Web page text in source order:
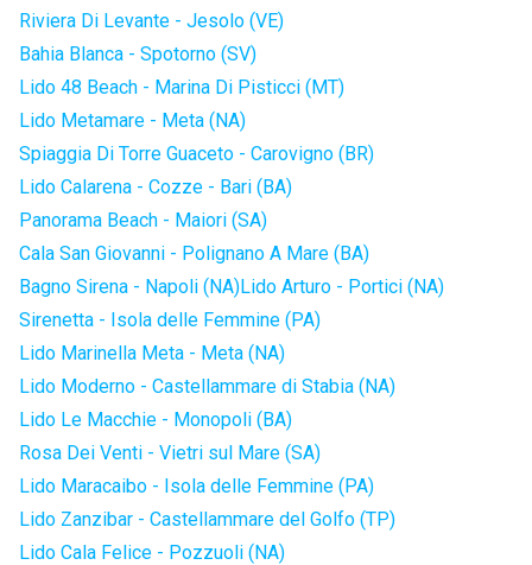
Riviera Di Levante - Jesolo (VE)
Bahia Blanca - Spotorno (SV)
Lido 48 Beach - Marina Di Pisticci (MT)
Lido Metamare - Meta (NA)
Spiaggia Di Torre Guaceto - Carovigno (BR)
Lido Calarena - Cozze - Bari (BA)
Panorama Beach - Maiori (SA)
Cala San Giovanni - Polignano A Mare (BA)
Bagno Sirena - Napoli (NA)Lido Arturo - Portici (NA)
Sirenetta - Isola delle Femmine (PA)
Lido Marinella Meta - Meta (NA)
Lido Moderno - Castellammare di Stabia (NA)
Lido Le Macchie - Monopoli (BA)
Rosa Dei Venti - Vietri sul Mare (SA)
Lido Maracaibo - Isola delle Femmine (PA)
Lido Zanzibar - Castellammare del Golfo (TP)
Lido Cala Felice - Pozzuoli (NA)